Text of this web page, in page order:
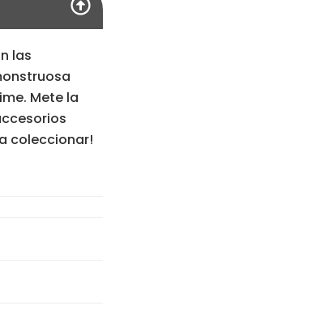
las
Mete la
coleccionar!